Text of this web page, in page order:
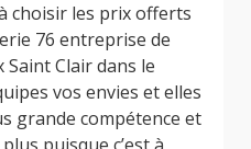
choisir les prix offerts
76 entreprise de
Clair dans le
vos envies et elles
grande compétence et